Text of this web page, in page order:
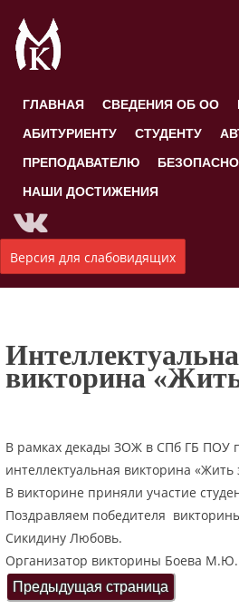
ГЛАВНАЯ СВЕДЕНИЯ ОБ ОО
АБИТУРИЕНТУ
СТУДЕНТУ
ПРЕПОДАВАТЕЛЮ
НАШИ ДОСТИЖЕНИЯ
Версия для слабовидящих
викторина
В рамках декады ЗОЖ в СПб ГБ ПОУ
интеллектуальная викторина «Жить
В викторине приняли участие
Поздравляем победителя
Сикидину Любовь.
Организатор викторины Боева М.Ю.